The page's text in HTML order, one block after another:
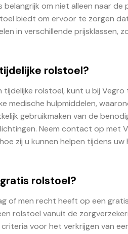
om niet alleen naar
biedt om ervoor te zorgen
in verschillende prijsklassen,
rolstoel?
tijdelijke rolstoel, kunt u bij
medische hulpmiddelen,
gebruikmaken van de
Neem contact op met
zij u kunnen helpen tijdens
rolstoel?
of men recht heeft op een
rolstoel vanuit de
voor het verkrijgen van